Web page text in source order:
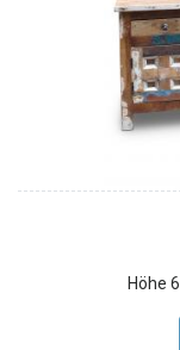
Höhe